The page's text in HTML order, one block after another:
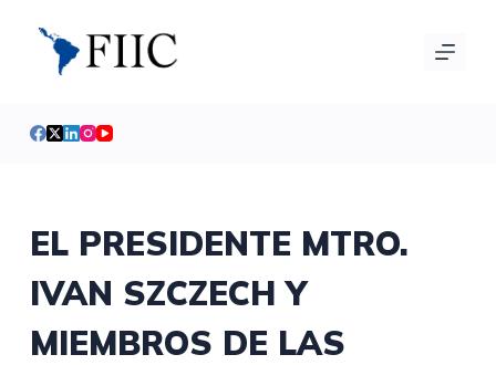
a
EL PRESIDENTE MTRO.
IVAN SZCZECH Y
MIEMBROS DE LAS